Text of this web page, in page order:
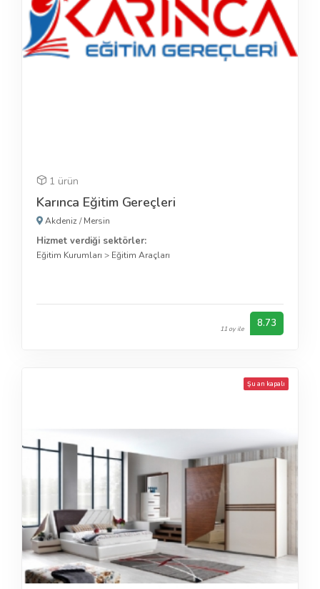
1 ürün
Karınca Eğitim Gereçleri
Akdeniz/Mersin
Hizmet verdiği sektörler:
Eğitim Kurumları > Eğitim Araçları
11 oy ile 8.73
Şu an kapalı